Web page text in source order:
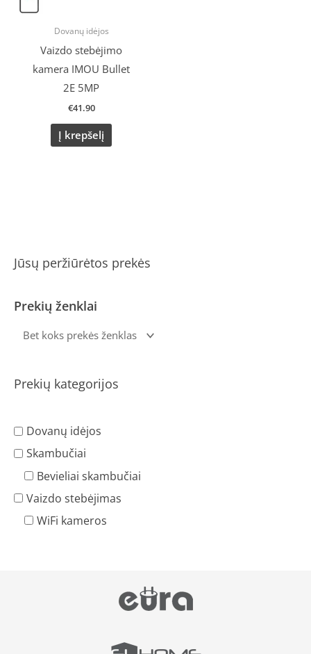
Jūsų peržiūrėtos prekės
Prekių ženklai
Prekių kategorijos
Dovanų idėjos
Skambučiai
Bevieliai skambučiai
Vaizdo stebėjimas
WiFi kameros
Dovanų idėjos
Vaizdo stebėjimo
kamera IMOU Bullet
2E 5MP
€41.90
Į krepšelį